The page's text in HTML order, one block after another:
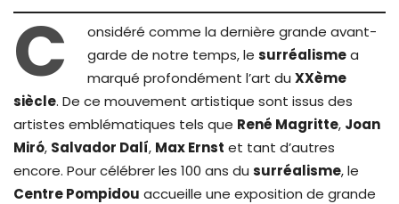
C
onsidéré comme la dernière grande avant-
garde de notre temps, le surréalismea
marqué profondément l’art du XXème
siècle. De ce mouvement artistique sont issus des
artistes emblématiques tels que René Magritte, Joan
Miró, Salvador Dalí, Max Ernst et tant d’autres
encore. Pour célébrer les 100 ans du surréalisme, le
Centre Pompidou accueille une exposition de grande